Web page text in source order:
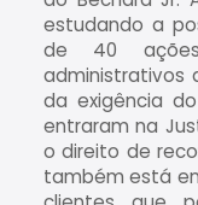
estudando a
de 40 ações
administrativos
da exigência
entraram na
o direito de
também está